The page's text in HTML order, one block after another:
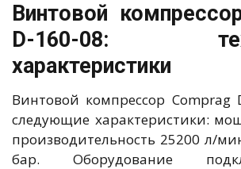
Винтовой
D-160-08:
характеристики
Винтовой компрессор Comprag
следующие характеристики:
производительность 25200 л/
бар. Оборудование